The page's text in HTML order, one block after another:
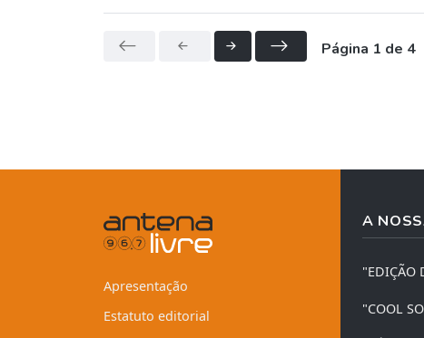
Página 1 de 4
Apresentação
Estatuto editorial
A
"EDIÇÃO
"COOL